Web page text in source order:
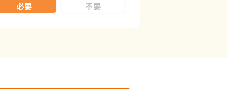
必要 不要